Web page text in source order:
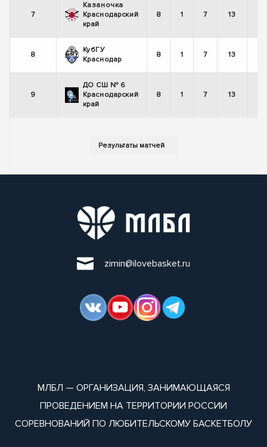
7
Казаночка
Краснодарский
край
8 1 7 13
8
КубГУ
Краснодар
8 1 7 13
9
ДО СШ № 6
Краснодарский
край
8 1 7 13
zimin@ilovebasket.ru
МЛБЛ — ОРГАНИЗАЦИЯ, ЗАНИМАЮЩАЯСЯ
ПРОВЕДЕНИЕМ НА ТЕРРИТОРИИ РОССИИ
СОРЕВНОВАНИЙ ПО ЛЮБИТЕЛЬСКОМУ БАСКЕТБОЛУ